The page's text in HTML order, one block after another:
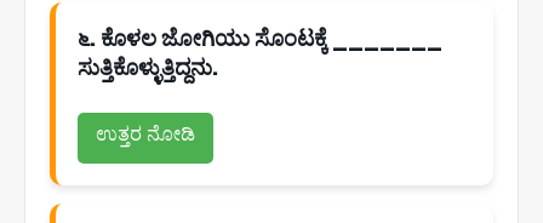
೬. ಕೊಳಲ ಜೋಗಿಯು ಸೊಂಟಕ್ಕೆ _______
ಸುತ್ತಿಕೊಳ್ಳುತ್ತಿದ್ದನು.
ಉತ್ತರ ನೋಡಿ